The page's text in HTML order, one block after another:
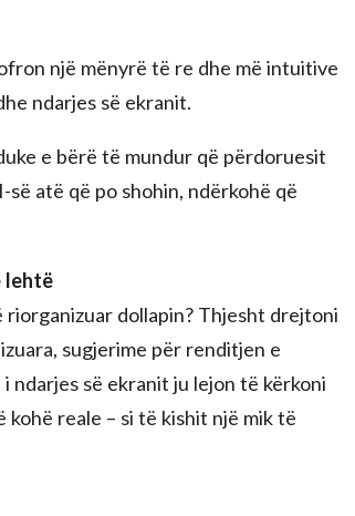
një mënyrë të re dhe më intuitive
ndarjes së ekranit.
e bërë të mundur që përdoruesit
atë që po shohin, ndërkohë që
lehtë
dollapin? Thjesht drejtoni
sugjerime për renditjen e
ndarjes së ekranit ju lejon të kërkoni
reale – si të kishit një mik të